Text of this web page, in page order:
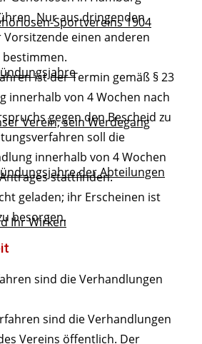
Sportvereins 1904
Verein, sein Werdegang
der Abteilungen
Ihr Wirken
Nur aus dringenden
einen anderen
ist der Termin gemäß § 23
innerhalb von 4 Wochen nach
gegen den Bescheid zu
soll die
innerhalb von 4 Wochen
stattfinden.
geladen; ihr Erscheinen ist
besorgen.
sind die Verhandlungen
sind die Verhandlungen
Vereins öffentlich. Der